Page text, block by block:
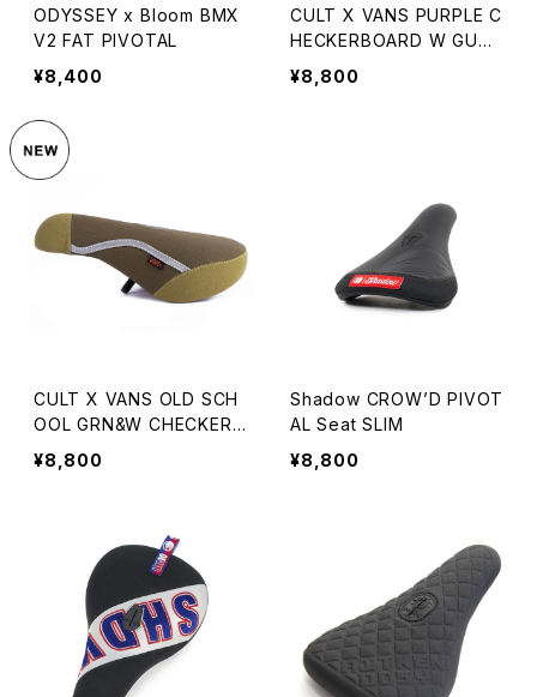
ODYSSEY x Bloom BMX
V2 FAT PIVOTAL
¥8,400
CULT X VANS PURPLE C
HECKERBOARD W GUM
BASE
¥8,800
CULT X VANS OLD SCH
OOL GRN&W CHECKER
W GUM BASE
¥8,800
Shadow CROW’D PIVOT
AL Seat SLIM
¥8,800